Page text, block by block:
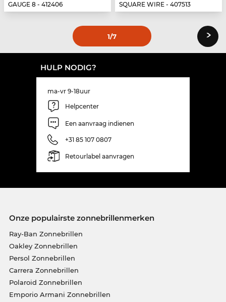
GAUGE 8 - 412406
SQUARE WIRE - 407513
1/7 ›
HULP NODIG?
ma-vr 9-18uur
Helpcenter
Een aanvraag indienen
+31 85 107 0807
Retourlabel aanvragen
Onze populairste zonnebrillenmerken
Ray-Ban Zonnebrillen
Oakley Zonnebrillen
Persol Zonnebrillen
Carrera Zonnebrillen
Polaroid Zonnebrillen
Emporio Armani Zonnebrillen